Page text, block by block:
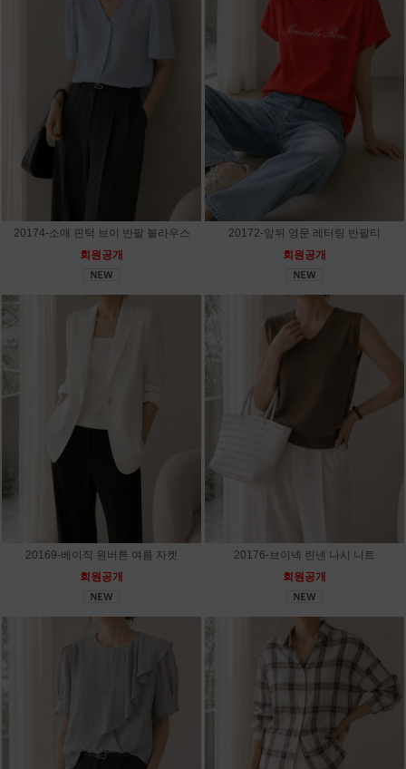
20174-소매 핀턱 브이 반팔 블라우스
회원공개
20172-앞뒤 영문 레터링 반팔티
회원공개
20169-베이직 원버튼 여름 자켓
회원공개
20176-브이넥 린넨 나시 니트
회원공개